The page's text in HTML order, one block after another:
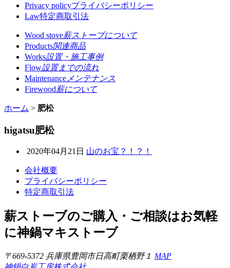
Privacy policyプライバシーポリシー
Law特定商取引法
Wood stove薪ストーブについて
Products関連商品
Works設置・施工事例
Flow設置までの流れ
Maintenance メンテナンス
Firewood薪について
ホーム > 肥松
higatsu肥松
2020年04月21日 山のお宝？！？！
会社概要
プライバシーポリシー
特定商取引法
薪ストーブのご購入・ご相談はお気軽
に神鍋マキストーブ
〒669-5372 兵庫県豊岡市日高町栗栖野１ MAP